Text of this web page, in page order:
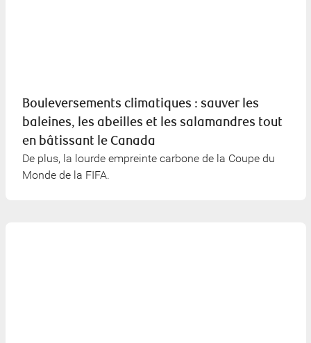
Bouleversements climatiques : sauver les
baleines, les abeilles et les salamandres tout
en bâtissant le Canada
De plus, la lourde empreinte carbone de la Coupe du
Monde de la FIFA.